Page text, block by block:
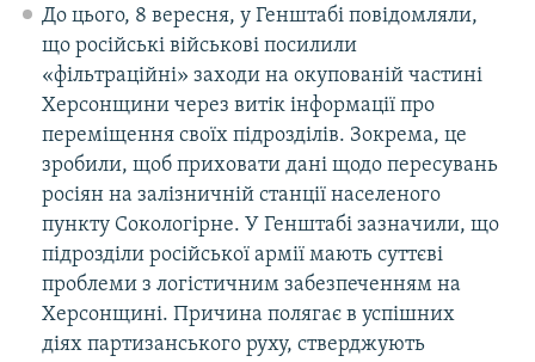
До цього, 8 вересня, у Генштабі повідомляли,
що російські військові посилили
«фільтраційні» заходи на окупованій частині
Херсонщини через витік інформації про
переміщення своїх підрозділів. Зокрема, це
зробили, щоб приховати дані щодо пересувань
росіян на залізничній станції населеного
пункту Сокологірне. У Генштабі зазначили, що
підрозділи російської армії мають суттєві
проблеми з логістичним забезпеченням на
Херсонщині. Причина полягає в успішних
діях партизанського руху, стверджують